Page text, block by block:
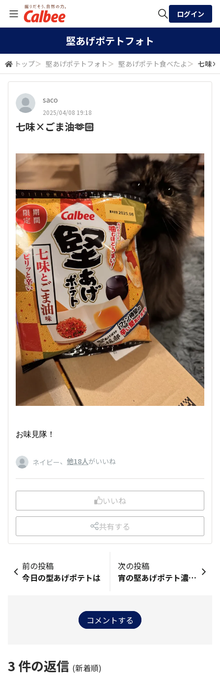
検索
ログイン
堅あげポテトフォト
トップ＞ 堅あげポテトフォト ＞ 堅あげポテト食べたよ ＞ 七味×
saco
2025/04/08 19:18
七味×ごま油🫶🏻
お味見隊！
ネイビー、 他18人がいいね
いいね
共有する
前の投稿
今日の型あげポテトは
次の投稿
宵の堅あげポテト濃厚海老味
コメントする
3 件の返信 (新着順)